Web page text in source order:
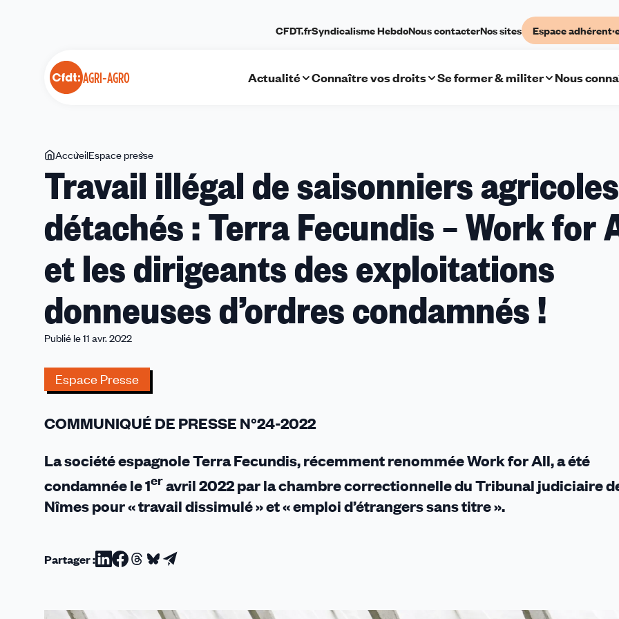
AGRI-AGRO
CFDT.frSyndicalisme HebdoNous contacterNos sites Espace
Actualité Connaître vos droits Se former & militer Nous
Vous
êtes
AccueilEspace presse
illégal
de
saisonniers
agricoles
:
Terra
des
donneuses
d’ordres
condamnés !
Travail illégal de saisonniers agricoles
détachés : Terra Fecundis – Work for
et les dirigeants des exploitations
donneuses d’ordres condamnés !
Publié le 11 avr. 2022
Espace Presse
COMMUNIQUÉ DE PRESSE N°24-2022
La société espagnole Terra Fecundis, récemment renommée Work for All, a été
condamnée le 1eravril 2022 par la chambre correctionnelle du Tribunal judiciaire
Nîmes pour « travail dissimulé » et « emploi d’étrangers sans titre ».
Partager :Partager
Linkedin
Partager
Facebook
Partager
Threads
Partager
Bluesky
Partager
email